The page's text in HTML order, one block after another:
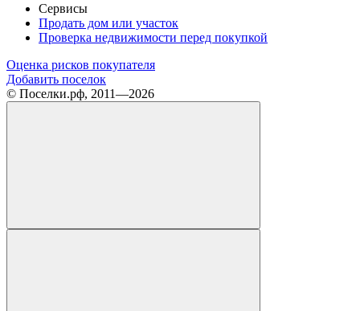
Сервисы
Продать дом или участок
Проверка недвижимости перед покупкой
Оценка рисков покупателя
Добавить поселок
© Поселки.рф, 2011—2026